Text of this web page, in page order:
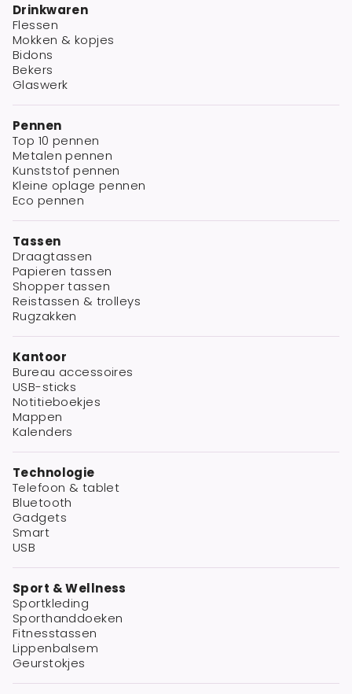
Drinkwaren
Flessen
Mokken & kopjes
Bidons
Bekers
Glaswerk
Pennen
Top 10 pennen
Metalen pennen
Kunststof pennen
Kleine oplage pennen
Eco pennen
Tassen
Draagtassen
Papieren tassen
Shopper tassen
Reistassen & trolleys
Rugzakken
Kantoor
Bureau accessoires
USB-sticks
Notitieboekjes
Mappen
Kalenders
Technologie
Telefoon & tablet
Bluetooth
Gadgets
Smart
USB
Sport & Wellness
Sportkleding
Sporthanddoeken
Fitnesstassen
Lippenbalsem
Geurstokjes